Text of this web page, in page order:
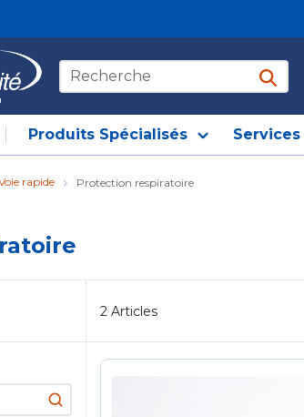
Recherche sur le site
Produits Spécialisés
rapide Protection respiratoire
2Articles